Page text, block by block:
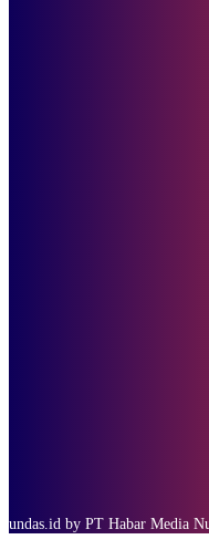
undas.id by PT Habar Media